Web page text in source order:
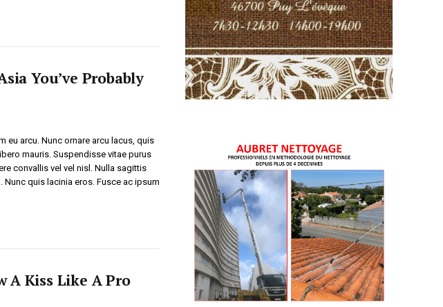
You’ve Probably
eu arcu. Nunc ornare arcu lacus, quis
mauris. Suspendisse vitae purus
convallis vel vel nisl. Nulla sagittis
quis lacinia eros. Fusce ac ipsum
A Kiss Like A Pro